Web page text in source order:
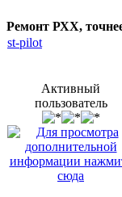
Ремонт РХХ,
st-pilot
Активный
пользователь